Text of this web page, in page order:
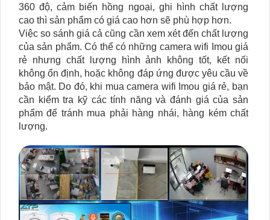
360 độ, cảm biến hồng ngoại, ghi hình chất lượng
cao thì sản phẩm có giá cao hơn sẽ phù hợp hơn.
Việc so sánh giá cả cũng cần xem xét đến chất lượng
của sản phẩm. Có thể có những camera wifi Imou giá
rẻ nhưng chất lượng hình ảnh không tốt, kết nối
không ổn định, hoặc không đáp ứng được yêu cầu về
bảo mật. Do đó, khi mua camera wifi Imou giá rẻ, bạn
cần kiểm tra kỹ các tính năng và đánh giá của sản
phẩm để tránh mua phải hàng nhái, hàng kém chất
lượng.